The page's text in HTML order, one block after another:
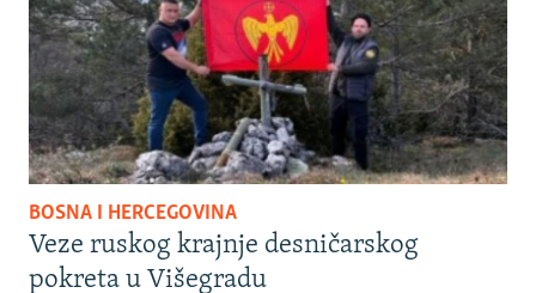
BOSNA I HERCEGOVINA
Veze ruskog krajnje desničarskog
pokreta u Višegradu